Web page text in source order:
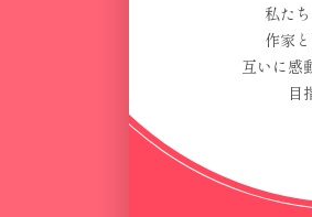
私た
作家
互いに感
目